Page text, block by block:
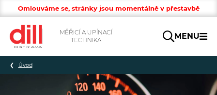
Omlouváme se, stránky jsou momentálně v přestavbě
MĚŘICÍ A UPÍNACÍ
TECHNIKA
Hledat
MENU
Úvod